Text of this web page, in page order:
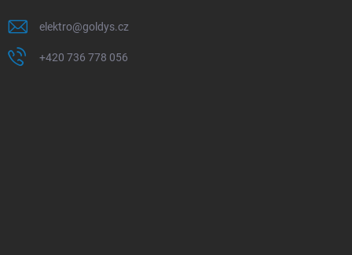
elektro@goldys.cz
+420 736 778 056